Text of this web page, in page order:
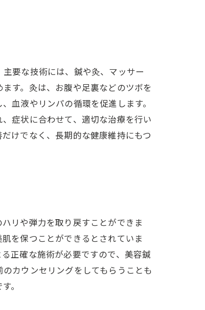
要な技術には、鍼や灸、マッサー
す。灸は、お腹や足裏などのツボを
血液やリンパの循環を促進します。
症状に合わせて、適切な治療を行い
けでなく、長期的な健康維持にもつ
リや弾力を取り戻すことができま
を保つことができるとされていま
正確な施術が必要ですので、美容鍼
カウンセリングをしてもらうことも
。